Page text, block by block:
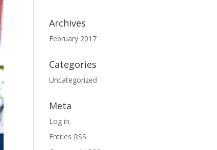
Archives
February 2017
Categories
Uncategorized
Meta
Log in
Entries RSS